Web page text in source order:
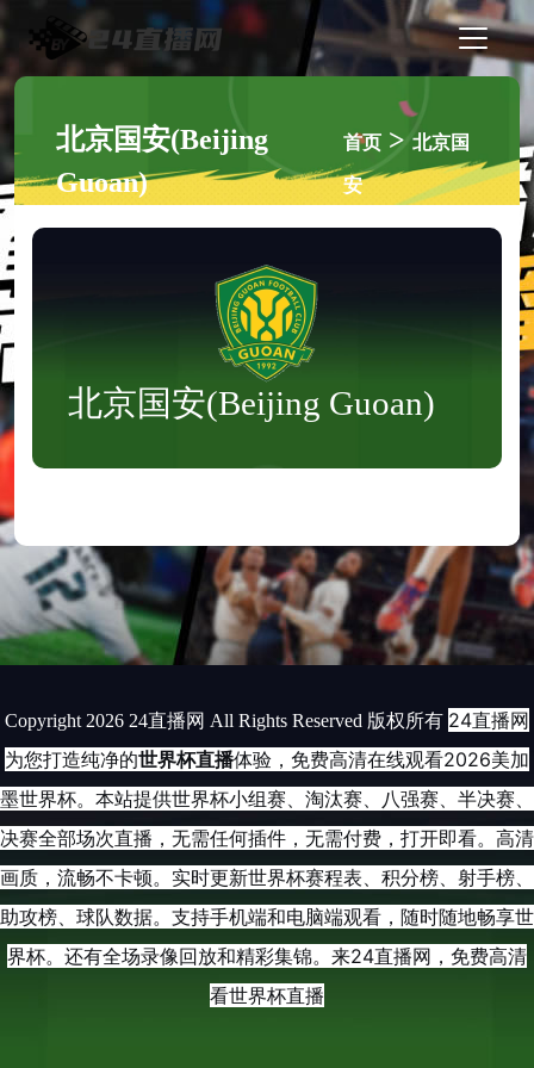
北京国安(Beijing
Guoan)
首页 >北京国
安
北京国安(Beijing Guoan)
Copyright 2026 24直播网 All Rights Reserved 版权所有 24直播网
为您打造纯净的世界杯直播体验，免费高清在线观看2026美加
墨世界杯。本站提供世界杯小组赛、淘汰赛、八强赛、半决赛、
决赛全部场次直播，无需任何插件，无需付费，打开即看。高清
画质，流畅不卡顿。实时更新世界杯赛程表、积分榜、射手榜、
助攻榜、球队数据。支持手机端和电脑端观看，随时随地畅享世
界杯。还有全场录像回放和精彩集锦。来24直播网，免费高清
看世界杯直播